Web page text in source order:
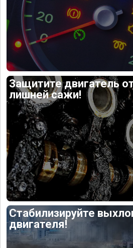
Защитите двигатель
лишней сажи!
Стабилизируйте
двигателя!